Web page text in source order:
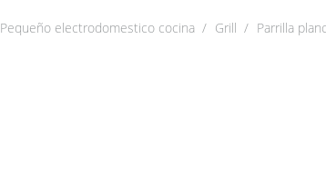
Pequeño electrodomestico cocina / Grill / Parrilla